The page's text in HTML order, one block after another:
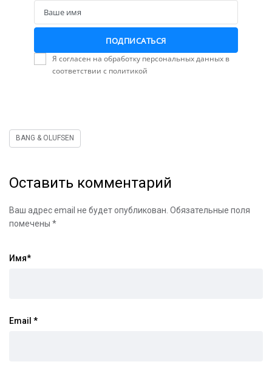
Name
Ваше имя
ПОДПИСАТЬСЯ
Я согласен на обработку персональных данных в
соответствии с политикой
BANG & OLUFSEN
Оставить комментарий
Ваш адрес email не будет опубликован. Обязательные поля
помечены *
Имя*
Email *